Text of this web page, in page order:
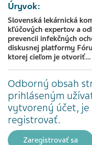
Úryvok:
Slovenská lekárnická
kľúčových expertov a
prevencii infekčných
diskusnej platformy
ktorej cieľom je otvoriť…
Odborný obsah
prihláseným
vytvorený účet, je
registrovať.
Zaregistrovať sa